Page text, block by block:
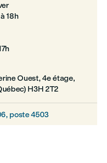
18h
Ouest, 4e étage,
H3H 2T2
poste 4503